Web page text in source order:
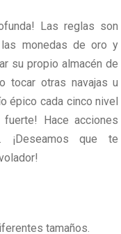
Las reglas son
monedas de oro y
su propio almacén de
tocar otras navajas u
épico cada cinco nivel
Hace acciones
¡Deseamos que te
tamaños.